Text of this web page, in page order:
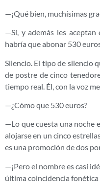
—¡Qué bien, muchísimas
—Sí, y además les
habría que abonar 530
Silencio. El tipo de silencio
de postre de cinco
tiempo real. Él, con la voz
—¿Cómo que 530 euros?
—Lo que cuesta una noche
alojarse en un cinco
es una promoción de dos
—¡Pero el nombre es casi
última coincidencia fonética